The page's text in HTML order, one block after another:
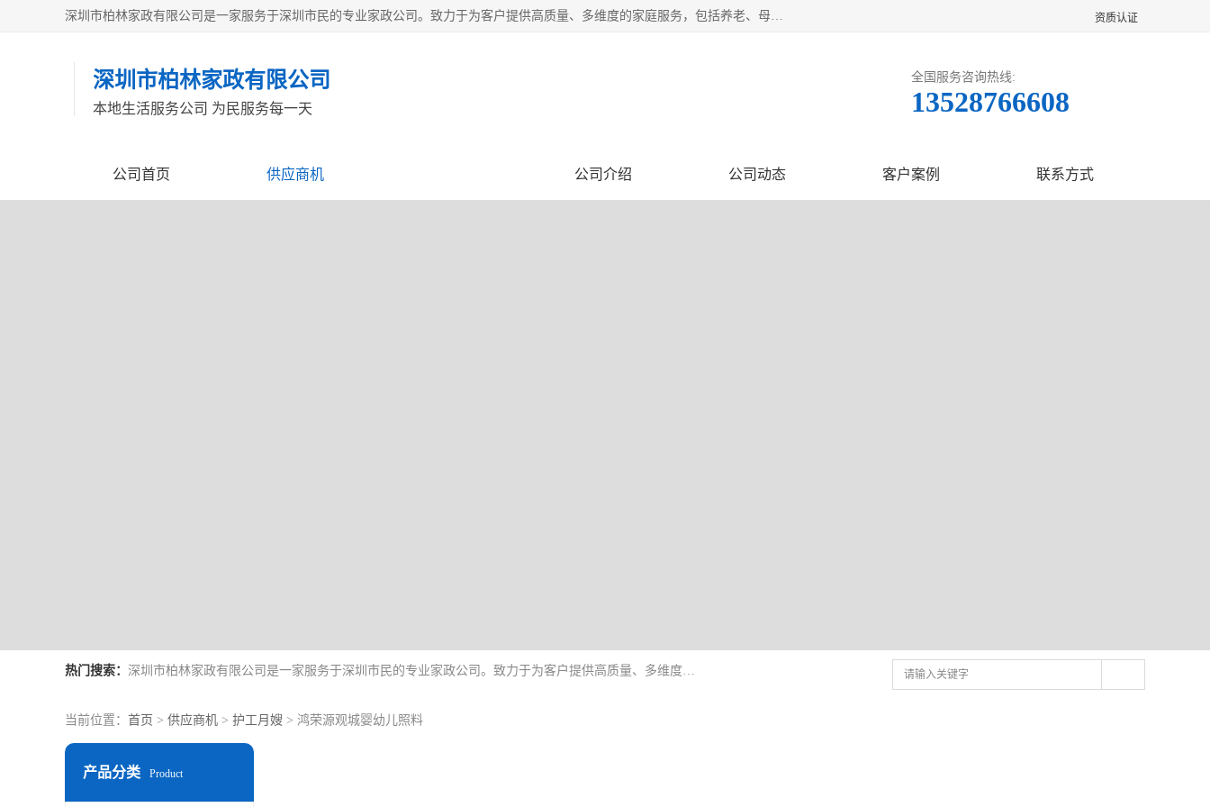
深圳市柏林家政有限公司是一家服务于深圳市民的专业家政公司。致力于为客户提供高质量、多维度的家庭服务，包括养老、母婴、月嫂育婴早教、康复理疗、家电清洗和保洁等方面的专业服务。 资质认证
深圳市柏林家政有限公司
本地生活服务公司 为民服务每一天
全国服务咨询热线:
13528766608
公司首页 供应商机 公司介绍 公司动态 客户案例 联系方式
热门搜索： 深圳市柏林家政有限公司是一家服务于深圳市民的专业家政公司。致力于为客户提供高质量、多维度的家庭服务，包括养老、母婴、月嫂育婴早教、康复理疗、家电清洗和保洁等方面的专业服务。
当前位置： 首页 > 供应商机 > 护工月嫂 > 鸿荣源观城婴幼儿照料
产品分类 Product